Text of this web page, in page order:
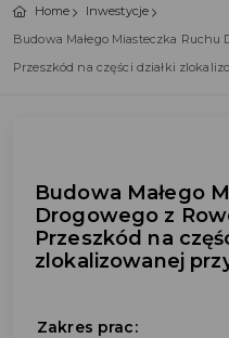
Home
Inwestycje
Budowa Małego Miasteczka Ruchu
Przeszkód na części działki
Budowa Małego
Drogowego z
Przeszkód na
zlokalizowanej
Zakres prac: